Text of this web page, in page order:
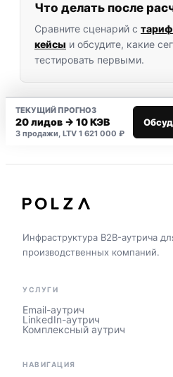
Что делать после
Сравните сценарий с
кейсы и обсудите, какие
тестировать первыми.
ТЕКУЩИЙ ПРОГНОЗ
20 лидов → 10КЭВ
3 продажи, LTV 1 621 000 ₽
Инфраструктура B2B-аутрича
производственных компаний.
УСЛУГИ
Email-аутрич
LinkedIn-аутрич
Комплексный аутрич
НАВИГАЦИЯ